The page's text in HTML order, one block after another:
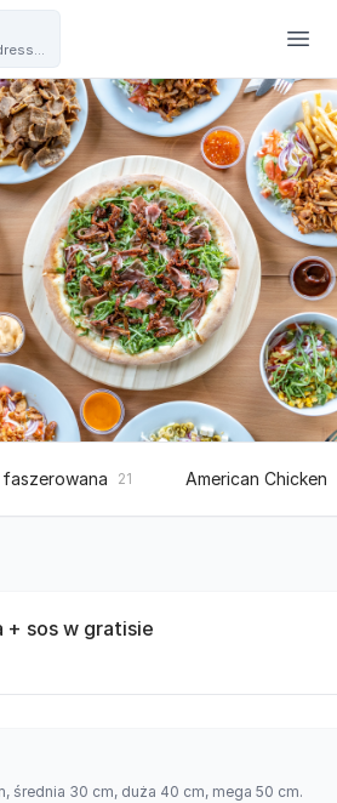
21 American Chicken
+ sos w gratisie
średnia 30 cm, duża 40 cm, mega 50 cm.